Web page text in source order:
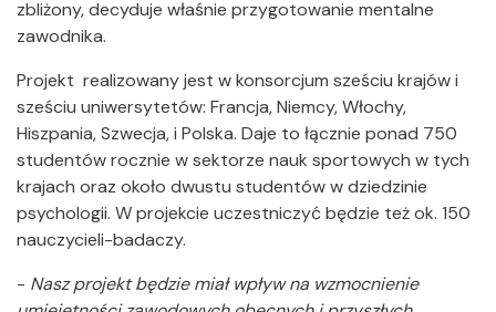
zbliżony, decyduje właśnie przygotowanie mentalne
zawodnika.
Projekt realizowany jest w konsorcjum sześciu krajów i
sześciu uniwersytetów: Francja, Niemcy, Włochy,
Hiszpania, Szwecja, i Polska. Daje to łącznie ponad 750
studentów rocznie w sektorze nauk sportowych w tych
krajach oraz około dwustu studentów w dziedzinie
psychologii. W projekcie uczestniczyć będzie też ok. 150
nauczycieli-badaczy.
- Nasz projekt będzie miał wpływ na wzmocnienie